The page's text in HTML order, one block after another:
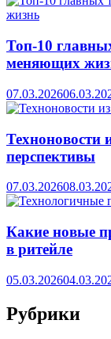
Топ-10
меняющих
07.03.2026
Техноновости
перспективы
07.03.2026
Какие новые
в ритейле
05.03.2026
Рубрики